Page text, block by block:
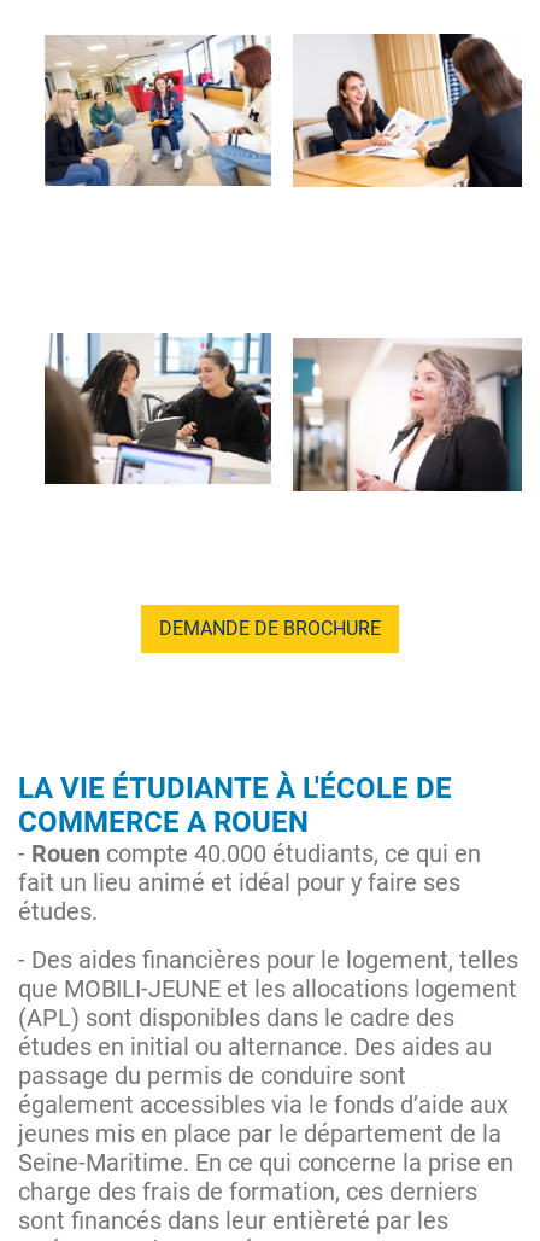
Image
Image
DEMANDE DE BROCHURE
LA VIE ÉTUDIANTE À L'ÉCOLE DE
COMMERCE A ROUEN
- Rouen compte 40.000 étudiants, ce qui en
fait un lieu animé et idéal pour y faire ses
études.
- Des aides financières pour le logement, telles
que MOBILI-JEUNE et les allocations logement
(APL) sont disponibles dans le cadre des
études en initial ou alternance. Des aides au
passage du permis de conduire sont
également accessibles via le fonds d’aide aux
jeunes mis en place par le département de la
Seine-Maritime. En ce qui concerne la prise en
charge des frais de formation, ces derniers
sont financés dans leur entièreté par les